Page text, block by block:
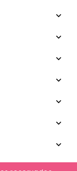






